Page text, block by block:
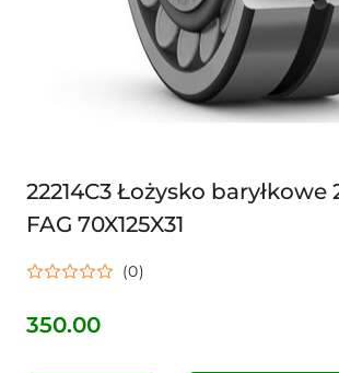
22214C3 Łożysko baryłkowe
FAG 70X125X31
(0)
Cena:
350.00